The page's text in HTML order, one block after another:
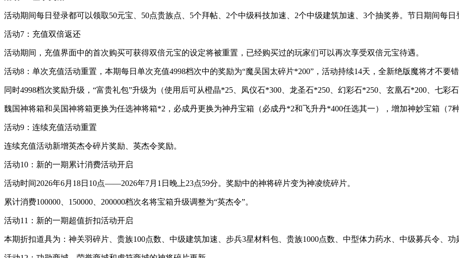
活动期间每日登录都可以领取50元宝、50点贵族点、5个拜帖、2个中级科技加速、2个中级建筑加速、3个抽奖券。节日期间每日
活动7：充值双倍返还
活动期间，充值界面中的首次购买可获得双倍元宝的设定将被重置，已经购买过的玩家们可以再次享受双倍元宝待遇。
活动8：单次充值活动重置，本期每日单次充值4998档次中的奖励为“魔吴国太碎片*200”，活动持续14天，全新绝版魔将才不要错
同时4998档次奖励升级，“富贵礼包”升级为（使用后可从橙晶*25、凤仪石*300、龙圣石*250、幻彩石*250、玄凰石*200、七彩
魏国神将箱和吴国神将箱更换为任选神将箱*2，必成丹更换为神丹宝箱（必成丹*2和飞升丹*400任选其一），增加神妙宝箱（7
活动9：连续充值活动重置
连续充值活动新增英杰令碎片奖励、英杰令奖励。
活动10：新的一期累计消费活动开启
活动时间2026年6月18日10点——2026年7月1日晚上23点59分。奖励中的神将碎片变为神凌统碎片。
累计消费100000、150000、200000档次名将宝箱升级调整为“英杰令”。
活动11：新的一期超值折扣活动开启
本期折扣道具为：神关羽碎片、贵族100点数、中级建筑加速、步兵3星材料包、贵族1000点数、中型体力药水、中级募兵令、功